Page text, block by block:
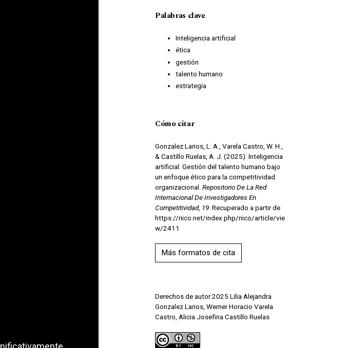
Palabras clave
Inteligencia artificial
ética
gestión
talento humano
estrategia
Cómo citar
Gonzalez Larios, L. A., Varela Castro, W. H.,
& Castillo Ruelas, A. J. (2025). Inteligencia
artificial: Gestión del talento humano bajo
un enfoque ético para la competitividad
organizacional. Repositorio De La Red
Internacional De Investigadores En
Competitividad, 19. Recuperado a partir de
https://riico.net/index.php/riico/article/vie
w/2411
Más formatos de cita
Derechos de autor 2025 Lilia Alejandra
Gonzalez Larios, Werner Horacio Varela
Castro, Alicia Josefina Castillo Ruelas